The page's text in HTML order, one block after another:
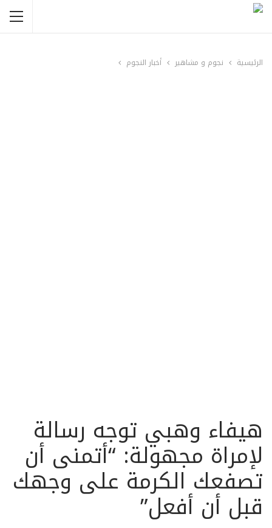
الرئيسية نجوم و مشاهير أخبار النجوم
هيفاء وهبي توجه رسالة
لإمراة مجهولة: “أتمنى أن
تصفعك الكرمة على وجهك
قبل أن أفعل”